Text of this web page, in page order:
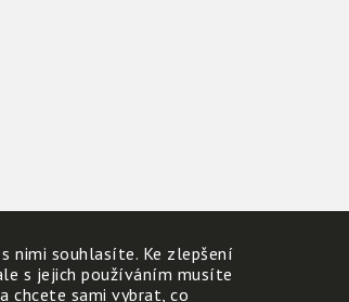
nimi souhlasíte. Ke zlepšení
s jejich používáním musíte
chcete sami vybrat, co